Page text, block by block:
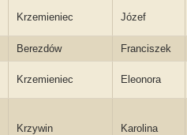
Krzemieniec Józef
Berezdów Franciszek
Krzemieniec Eleonora
Krzywin Karolina